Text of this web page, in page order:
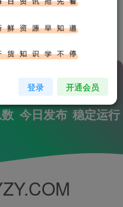
创建包含您自己内容
登录 开通会员
今日发布
813天
稳定运行